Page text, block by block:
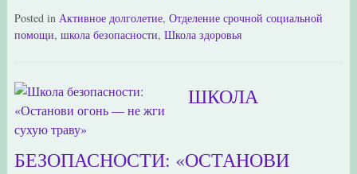
Posted in Активное долголетие, Отделение срочной социальной
помощи, школа безопасности, Школа здоровья
ШКОЛА
БЕЗОПАСНОСТИ: «ОСТАНОВИ